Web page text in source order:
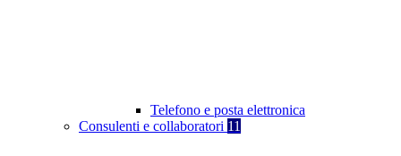
Telefono e posta elettronica
Consulenti e collaboratori 11